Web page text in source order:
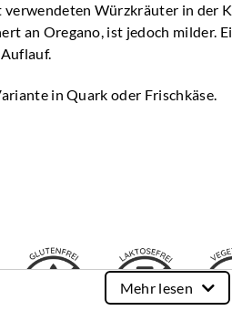
verwendeten Würzkräuter in der
an Oregano, ist jedoch milder.
in Quark oder Frischkäse.
Mehr lesen